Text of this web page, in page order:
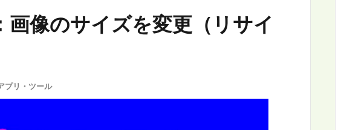
像のサイズを変更（リサイ
プリ・ツール